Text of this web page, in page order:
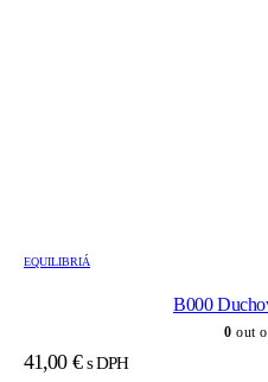
EQUILIBRIÁ
B000
0 out
41,00 € s DPH